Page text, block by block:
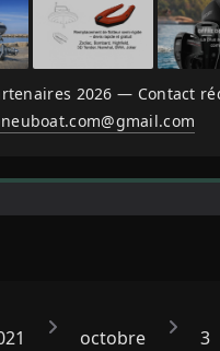
2026 — Contact
octobre
3